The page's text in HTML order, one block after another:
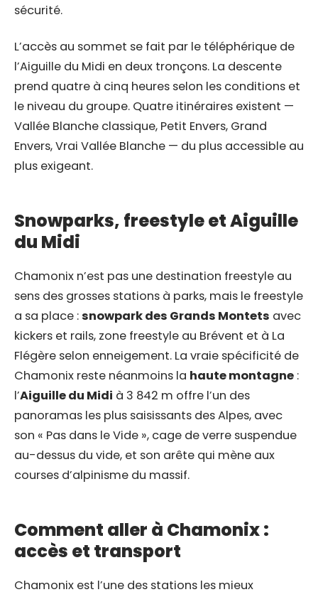
sécurité.
L’accès au sommet se fait par le téléphérique de
l’Aiguille du Midi en deux tronçons. La descente
prend quatre à cinq heures selon les conditions et
le niveau du groupe. Quatre itinéraires existent —
Vallée Blanche classique, Petit Envers, Grand
Envers, Vrai Vallée Blanche — du plus accessible au
plus exigeant.
Snowparks, freestyle et Aiguille
du Midi
Chamonix n’est pas une destination freestyle au
sens des grosses stations à parks, mais le freestyle
a sa place :snowpark des Grands Montets avec
kickers et rails, zone freestyle au Brévent et à La
Flégère selon enneigement. La vraie spécificité de
Chamonix reste néanmoins la haute montagne :
l’Aiguille du Midi à 3 842 m offre l’un des
panoramas les plus saisissants des Alpes, avec
son « Pas dans le Vide », cage de verre suspendue
au-dessus du vide, et son arête qui mène aux
courses d’alpinisme du massif.
Comment aller à Chamonix :
accès et transport
Chamonix est l’une des stations les mieux